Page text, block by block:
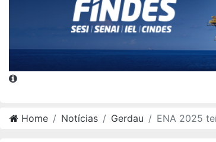
Home Notícias Gerdau ENA 2025 tem inscrições abertas e vai